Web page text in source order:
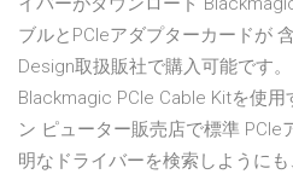
ブルとPCIeアダプターカードが
Design取扱販社で購入可能です
Blackmagic PCIe Cable Kitを使
ン ピューター販売店で標準
明なドライバーを検索しように